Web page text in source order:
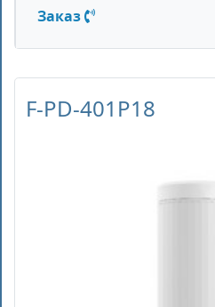
Заказ
F-PD-401P18